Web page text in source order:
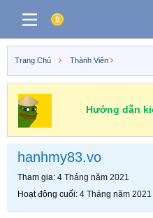
Trang Chủ Thành Viên
Hướng dẫn
hanhmy83.vo
Tham gia 4 Tháng năm 2021
Hoạt động cuối 4 Tháng năm 2021